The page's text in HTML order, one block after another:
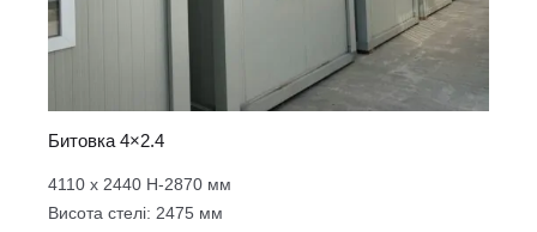
Битовка 4×2.4
4110 х 2440 Н-2870 мм
Висота стелі: 2475 мм